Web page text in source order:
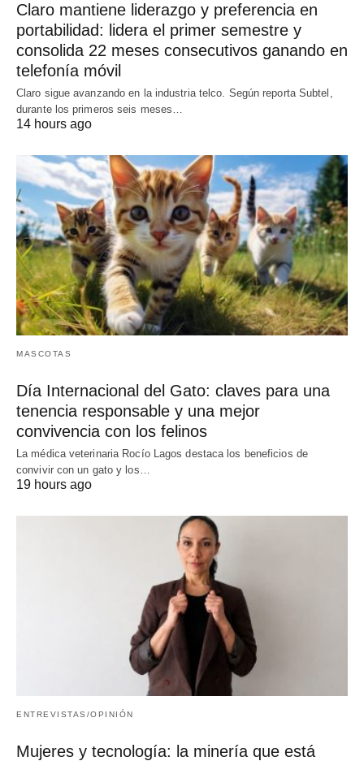
Claro mantiene liderazgo y preferencia en
portabilidad: lidera el primer semestre y
consolida 22 meses consecutivos ganando en
telefonía móvil
Claro sigue avanzando en la industria telco. Según reporta Subtel,
durante los primeros seis meses…
14 hours ago
MASCOTAS
Día Internacional del Gato: claves para una
tenencia responsable y una mejor
convivencia con los felinos
La médica veterinaria Rocío Lagos destaca los beneficios de
convivir con un gato y los…
19 hours ago
ENTREVISTAS/OPINIÓN
Mujeres y tecnología: la minería que está